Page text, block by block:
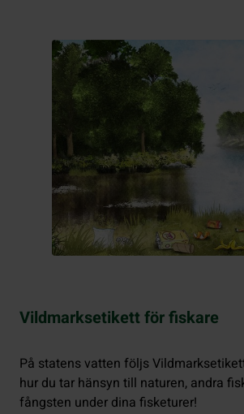
Vildmarksetikett för fiskare
På statens vatten följs
hur du tar hänsyn till naturen, andra
fångsten under dina fisketurer!